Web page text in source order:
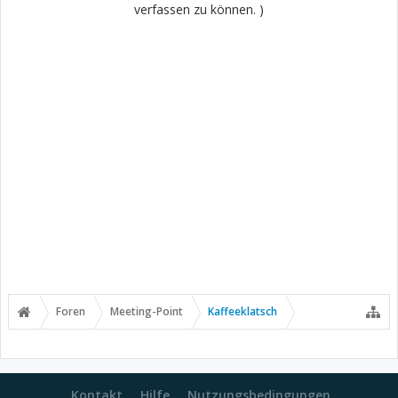
verfassen zu können. )
Foren Meeting-Point Kaffeeklatsch